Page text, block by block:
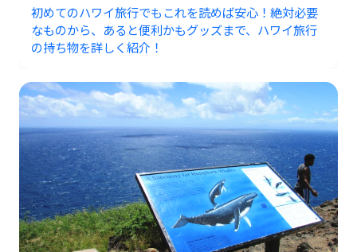
初めてのハワイ旅行でもこれを読めば安心！絶対必要
なものから、あると便利かもグッズまで、ハワイ旅行
の持ち物を詳しく紹介！